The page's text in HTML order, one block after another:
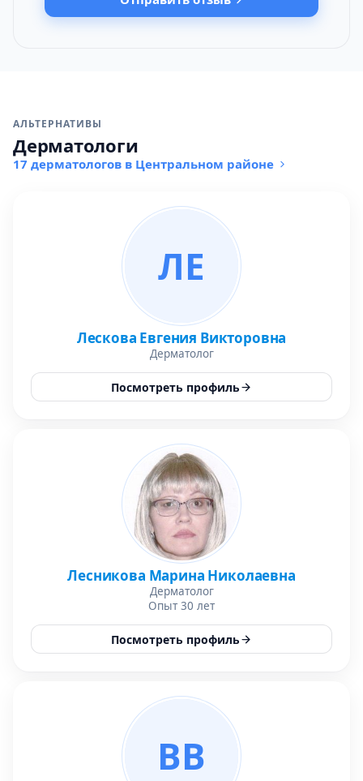
АЛЬТЕРНАТИВЫ
Дерматологи
17 дерматологов в Центральном районе
ЛЕ
Лескова Евгения Викторовна
Дерматолог
Посмотреть профиль
Лесникова Марина Николаевна
Дерматолог
Опыт 30 лет
Посмотреть профиль
ВВ